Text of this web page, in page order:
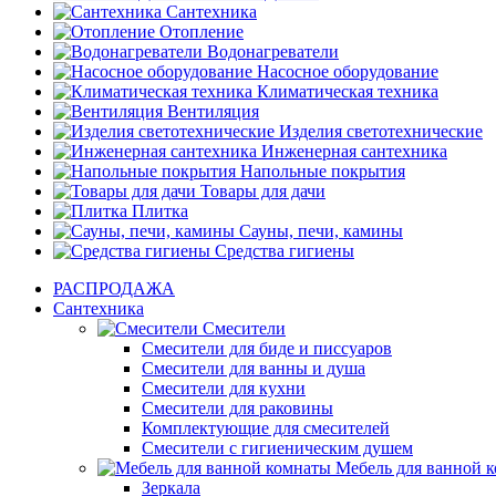
Сантехника
Отопление
Водонагреватели
Насосное оборудование
Климатическая техника
Вентиляция
Изделия светотехнические
Инженерная сантехника
Напольные покрытия
Товары для дачи
Плитка
Сауны, печи, камины
Средства гигиены
РАСПРОДАЖА
Сантехника
Смесители
Смесители для биде и писсуаров
Смесители для ванны и душа
Смесители для кухни
Смесители для раковины
Комплектующие для смесителей
Смесители с гигиеническим душем
Мебель для ванной
Зеркала